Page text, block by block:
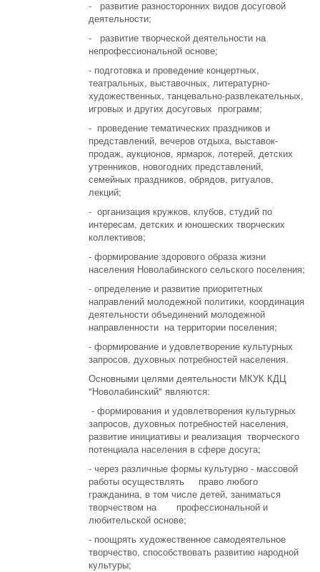
- развитие разносторонних видов досуговой
деятельности;
- развитие творческой деятельности на
непрофессиональной основе;
- подготовка и проведение концертных,
театральных, выставочных, литературно-
художественных, танцевально-развлекательных,
игровых и других досуговых программ;
- проведение тематических праздников и
представлений, вечеров отдыха, выставок-
продаж, аукционов, ярмарок, лотерей, детских
утренников, новогодних представлений,
семейных праздников, обрядов, ритуалов,
лекций;
- организация кружков, клубов, студий по
интересам, детских и юношеских творческих
коллективов;
- формирование здорового образа жизни
населения Новолабинского сельского поселения;
- определение и развитие приоритетных
направлений молодежной политики, координация
деятельности объединений молодежной
направленности на территории поселения;
- формирование и удовлетворение культурных
запросов, духовных потребностей населения.
Основными целями деятельности МКУК КДЦ
"Новолабинский" являются:
- формирования и удовлетворения культурных
запросов, духовных потребностей населения,
развитие инициативы и реализация творческого
потенциала населения в сфере досуга;
- через различные формы культурно - массовой
работы осуществлять право любого
гражданина, в том числе детей, заниматься
творчеством на профессиональной и
любительской основе;
- поощрять художественное самодеятельное
творчество, способствовать развитию народной
культуры;